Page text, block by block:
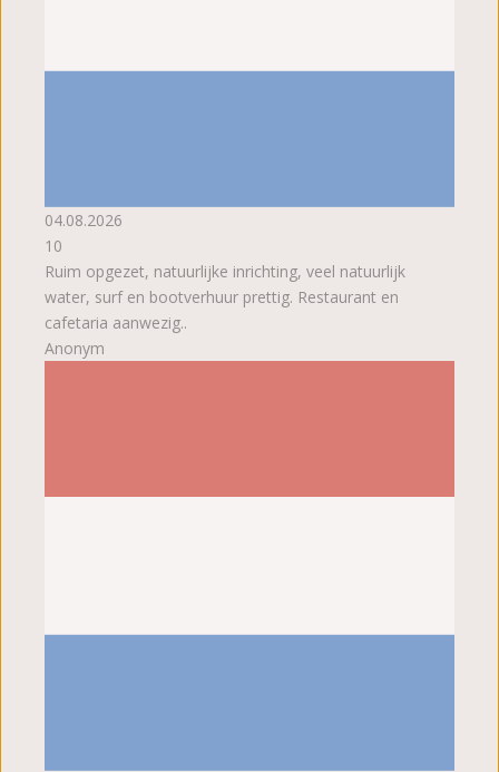
04.08.2026
10
Ruim opgezet, natuurlijke inrichting, veel natuurlijk
water, surf en bootverhuur prettig. Restaurant en
cafetaria aanwezig..
Anonym